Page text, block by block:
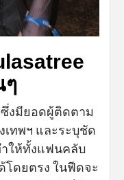
ๆ
ซึ่งมียอดผู้ติดตาม
เทพฯ และระบุชัด
ทำให้ทั้งแฟนคลับ
โดยตรง ในฟีดจะ